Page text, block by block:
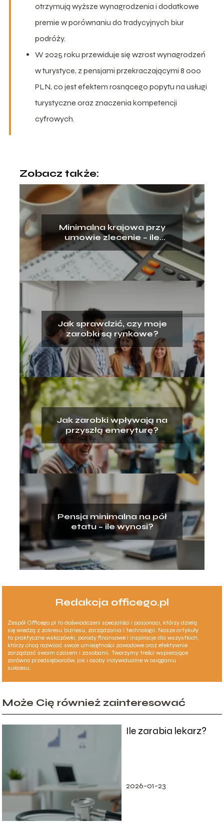
otrzymują wyższe wynagrodzenia i dodatkowe
premie w porównaniu do tradycyjnych biur
podróży.
W 2025 roku przewiduje się wzrost wynagrodzeń
w turystyce, z pensjami przekraczającymi 8 000
PLN, co jest efektem rosnącego popytu na usługi
turystyczne oraz znaczenia kompetencji
cyfrowych.
Zobacz także:
Minimalna krajowa przy
umowie zlecenie – ile
dostaniesz?
Jak sprawdzić, czy moje
zarobki są rynkowe?
Jak zarobki wpływają na
przyszłą emeryturę?
Pensja minimalna na pół
etatu – ile wynosi?
Redakcja officego.pl
Zespół Officego.pl to doświadczeni specjaliści i pasjonaci, którzy dzielą
się wiedzą z zakresu biznesu, zarządzania i technologii. Nasze artykuły
to praktyczne wskazówki, porady finansowe i inspiracje dla wszystkich,
którzy chcą rozwijać swoje umiejętności zawodowe oraz efektywnie
zarządzać swoim czasem i zasobami. Tworzymy treści wspierające
zarówno przedsiębiorców, jak i osoby indywidualne w osiąganiu
sukcesu.
Może Cię również zainteresować
Ile zarabia lekarz?
2026-01-23